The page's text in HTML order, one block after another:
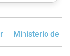
Ministerio de